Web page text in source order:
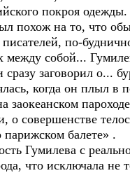
покроя одежды.
похож на то, что
писателей, по-
между собой...
заговорил о...
когда он плыл в
заокеанском
о совершенстве
парижском балете» .
Гумилева с
что исключала не